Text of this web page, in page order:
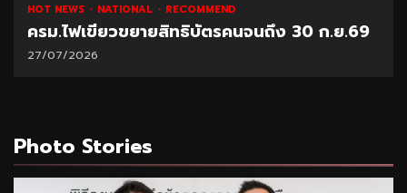
NATIONAL HOT NEWS RECOMMEND
“พาณิชย์” โชว์ยอดส่งออกทุเรียน 1 ล้านตัน
21/07/2026
Photo Stories